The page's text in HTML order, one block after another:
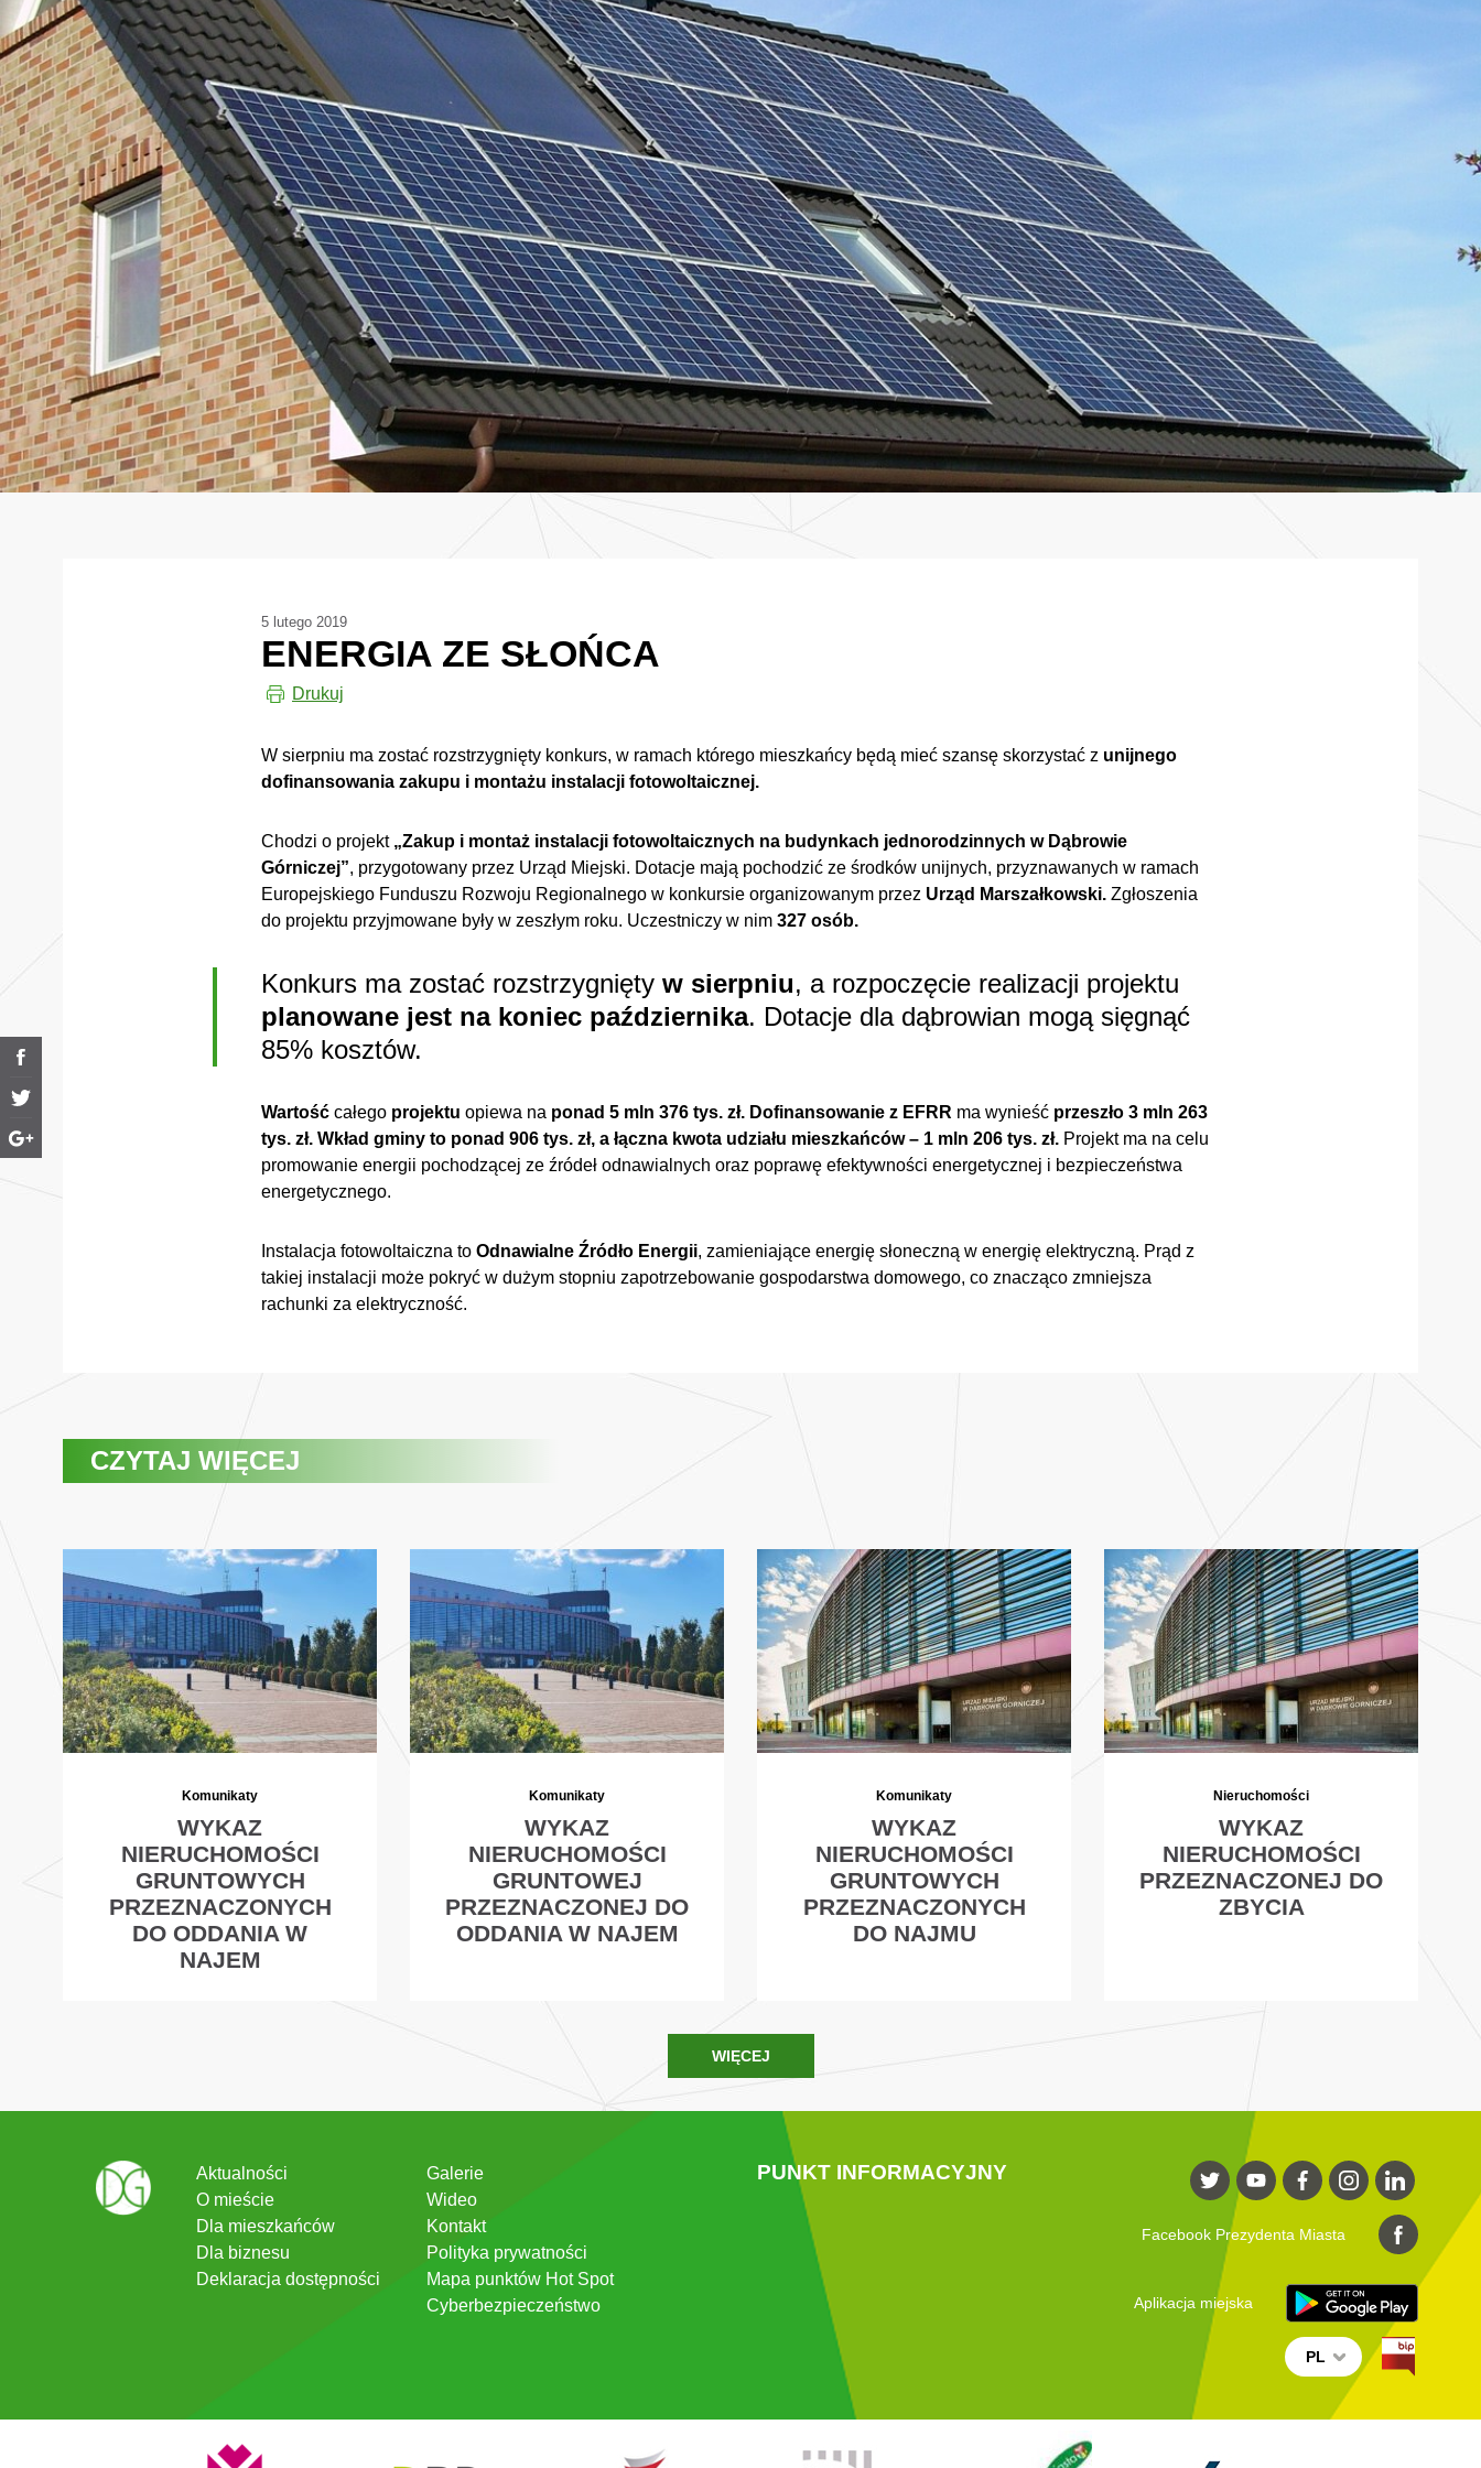
5 lutego 2019
ENERGIA ZE SŁOŃCA
Drukuj
W sierpniu ma zostać rozstrzygnięty konkurs, w ramach którego mieszkańcy będą mieć szansę skorzystać z unijnego
dofinansowania zakupu i montażu instalacji fotowoltaicznej.
Chodzi o projekt „Zakup i montaż instalacji fotowoltaicznych na budynkach jednorodzinnych w Dąbrowie
Górniczej”, przygotowany przez Urząd Miejski. Dotacje mają pochodzić ze środków unijnych, przyznawanych w ramach
Europejskiego Funduszu Rozwoju Regionalnego w konkursie organizowanym przez Urząd Marszałkowski. Zgłoszenia
do projektu przyjmowane były w zeszłym roku. Uczestniczy w nim 327 osób.
Konkurs ma zostać rozstrzygnięty w sierpniu, a rozpoczęcie realizacji projektu
planowane jest na koniec października. Dotacje dla dąbrowian mogą sięgnąć
85% kosztów.
Wartość całego projektu opiewa na ponad 5 mln 376 tys. zł. Dofinansowanie z EFRR ma wynieść przeszło 3 mln 263
tys. zł. Wkład gminy to ponad 906 tys. zł, a łączna kwota udziału mieszkańców – 1 mln 206 tys. zł. Projekt ma na celu
promowanie energii pochodzącej ze źródeł odnawialnych oraz poprawę efektywności energetycznej i bezpieczeństwa
energetycznego.
Instalacja fotowoltaiczna to Odnawialne Źródło Energii, zamieniające energię słoneczną w energię elektryczną. Prąd z
takiej instalacji może pokryć w dużym stopniu zapotrzebowanie gospodarstwa domowego, co znacząco zmniejsza
rachunki za elektryczność.
CZYTAJ WIĘCEJ
Komunikaty
WYKAZ
NIERUCHOMOŚCI
GRUNTOWYCH
PRZEZNACZONYCH
DO ODDANIA W
NAJEM
Komunikaty
WYKAZ
NIERUCHOMOŚCI
GRUNTOWEJ
PRZEZNACZONEJ DO
ODDANIA W NAJEM
Komunikaty
WYKAZ
NIERUCHOMOŚCI
GRUNTOWYCH
PRZEZNACZONYCH
DO NAJMU
Nieruchomości
WYKAZ
NIERUCHOMOŚCI
PRZEZNACZONEJ DO
ZBYCIA
WIĘCEJ
Aktualności
O mieście
Dla mieszkańców
Dla biznesu
Deklaracja dostępności
Galerie
Wideo
Kontakt
Polityka prywatności
Mapa punktów Hot Spot
Cyberbezpieczeństwo
PUNKT INFORMACYJNY
Facebook Prezydenta Miasta
Aplikacja miejska
PL